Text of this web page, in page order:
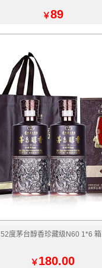
￥89
52度茅台醇香珍藏级N60 1*6 箱
￥180.00